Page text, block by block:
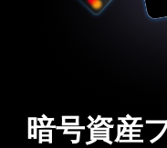
暗号資産